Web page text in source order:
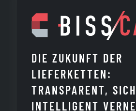
DIE ZUKUNFT DER
LIEFERKETTEN:
TRANSPARENT,
INTELLIGENT